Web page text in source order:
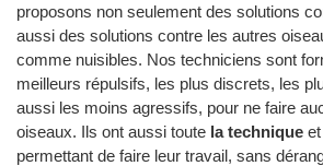
proposons non seulement des solutions
aussi des solutions contre les autres
comme nuisibles. Nos techniciens sont
meilleurs répulsifs, les plus discrets, les
aussi les moins agressifs, pour ne faire
oiseaux. Ils ont aussi toute la technique et
permettant de faire leur travail, sans